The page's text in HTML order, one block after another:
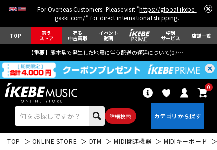
For Overseas Customers: Please visit "https://global.ikebe-
gakki.com/" for direct international shipping.
TOP 買う
ストア
売る
中古買取
イベント
動画
学割
サービス 店舗一覧
【重要】熊本県で発生した地震に伴う配送の遅延について(07月29日
詳細検索
0
TOP ONLINE STORE DTM MIDI関連機器 MIDIキーボード